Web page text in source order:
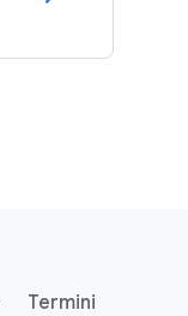
Termini